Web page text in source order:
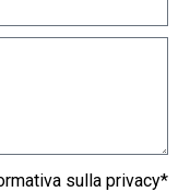
sulla privacy*